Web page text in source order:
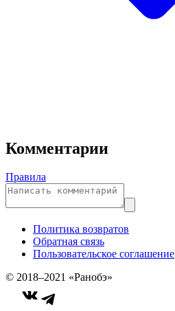
Комментарии
Правила
Политика возвратов
Обратная связь
Пользовательское соглашение
© 2018–2021 «Ранобэ»